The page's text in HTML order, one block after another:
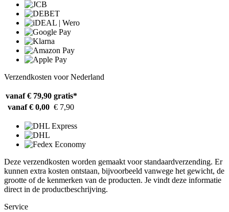
Verzendkosten voor Nederland
vanaf € 79,90 gratis*
vanaf € 0,00 € 7,90
Deze verzendkosten worden gemaakt voor standaardverzending. Er
kunnen extra kosten ontstaan, bijvoorbeeld vanwege het gewicht, de
grootte of de kenmerken van de producten. Je vindt deze informatie
direct in de productbeschrijving.
Service